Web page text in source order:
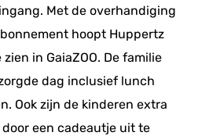
Met de overhandiging
hoopt Huppertz
in GaiaZOO. De familie
dag inclusief lunch
Ook zijn de kinderen extra
een cadeautje uit te